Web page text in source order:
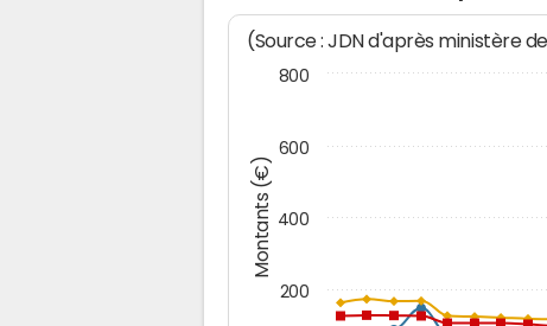
Montants (€)
(Source : JDN d'après ministère
200
400
600
800